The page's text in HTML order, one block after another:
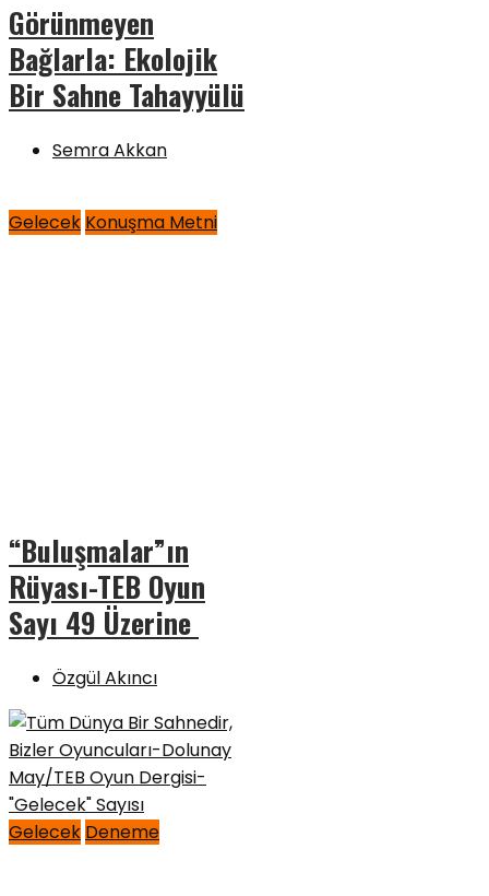
Görünmeyen
Bağlarla: Ekolojik
Bir Sahne Tahayyülü
Semra Akkan
Gelecek Konuşma Metni
“Buluşmalar”ın
Rüyası-TEB Oyun
Sayı 49 Üzerine
Özgül Akıncı
Gelecek Deneme